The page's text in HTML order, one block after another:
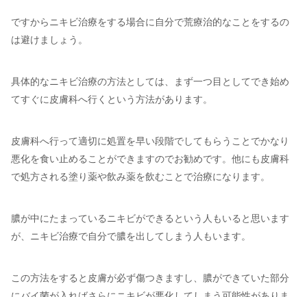
ですからニキビ治療をする場合に自分で荒療治的なことをするの
は避けましょう。
具体的なニキビ治療の方法としては、まず一つ目としてでき始め
てすぐに皮膚科へ行くという方法があります。
皮膚科へ行って適切に処置を早い段階でしてもらうことでかなり
悪化を食い止めることができますのでお勧めです。他にも皮膚科
で処方される塗り薬や飲み薬を飲むことで治療になります。
膿が中にたまっているニキビができるという人もいると思います
が、ニキビ治療で自分で膿を出してしまう人もいます。
この方法をすると皮膚が必ず傷つきますし、膿ができていた部分